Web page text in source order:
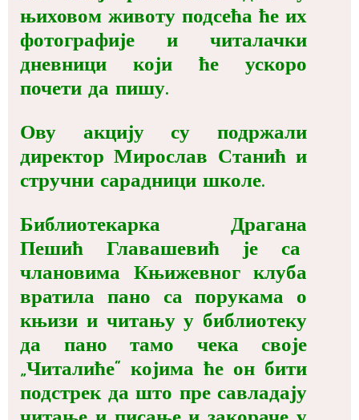
њиховом животу подсећа ће их
фотографије и читалачки
дневници који ће ускоро
почети да пишу.
Ову акцију су подржали
директор Мирослав Станић и
стручни сарадници школе.
Библиотекарка Драгана
Пешић Главашевић је са
члановима Књижевног клуба
вратила пано са порукама о
књизи и читању у библиотеку
да пано тамо чека своје
„Читалиће“ којима ће он бити
подстрек да што пре савладају